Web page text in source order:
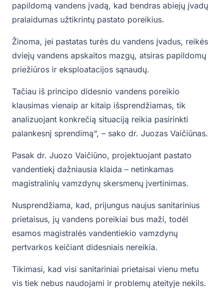
papildomą vandens įvadą, kad bendras abiejų įvadų
pralaidumas užtikrintų pastato poreikius.
Žinoma, jei pastatas turės du vandens įvadus, reikės
dviejų vandens apskaitos mazgų, atsiras papildomų
priežiūros ir eksploatacijos sąnaudų.
Tačiau iš principo didesnio vandens poreikio
klausimas vienaip ar kitaip išsprendžiamas, tik
analizuojant konkrečią situaciją reikia pasirinkti
palankesnį sprendimą“, – sako dr. Juozas Vaičiūnas.
Pasak dr. Juozo Vaičiūno, projektuojant pastato
vandentiekį dažniausia klaida – netinkamas
magistralinių vamzdynų skersmenų įvertinimas.
Nusprendžiama, kad, prijungus naujus sanitarinius
prietaisus, jų vandens poreikiai bus maži, todėl
esamos magistralės vandentiekio vamzdynų
pertvarkos keičiant didesniais nereikia.
Tikimasi, kad visi sanitariniai prietaisai vienu metu
vis tiek nebus naudojami ir problemų ateityje nekils.